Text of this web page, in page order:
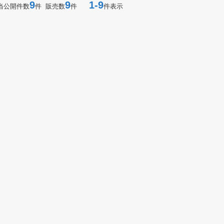
公開件数9件 販売数9件 1-9件表示